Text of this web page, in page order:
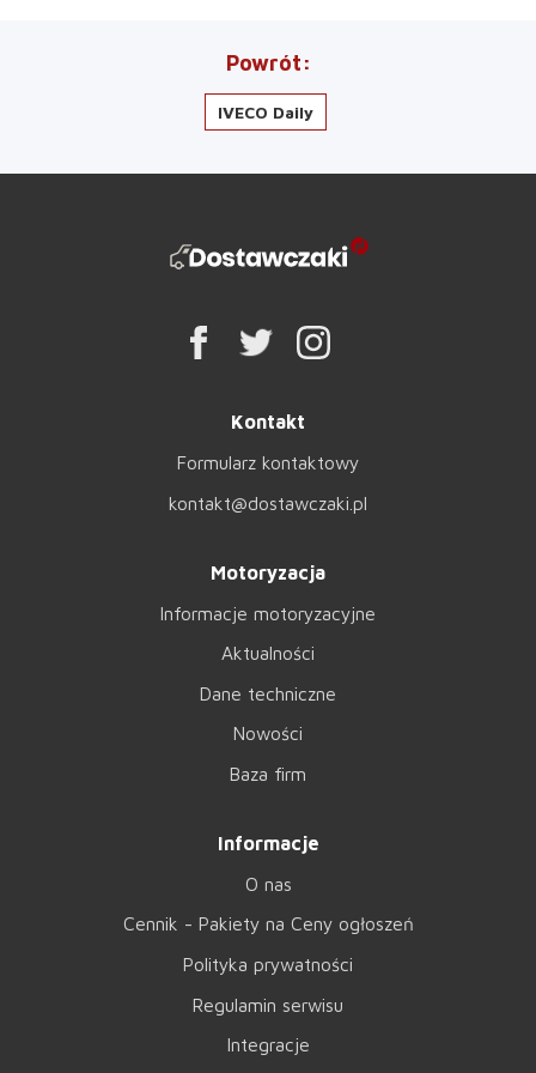
Powrót
IVECO Daily
Kontakt
Formularz kontaktowy
kontakt@dostawczaki.pl
Motoryzacja
Informacje motoryzacyjne
Aktualności
Dane techniczne
Nowości
Baza firm
Informacje
O nas
Cennik - Pakiety na Ceny ogłoszeń
Polityka prywatności
Regulamin serwisu
Integracje